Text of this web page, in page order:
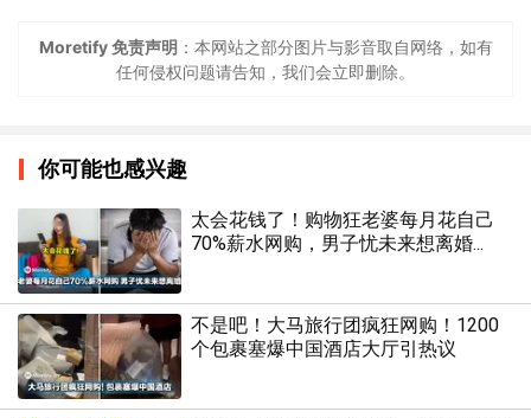
Moretify 免责声明 ：本网站之部分图片与影音取自网络，如有
任何侵权问题请告知，我们会立即删除。
你可能也感兴趣
太会花钱了！购物狂老婆每月花自己
70%薪水网购，男子忧未来想离婚...
不是吧！大马旅行团疯狂网购！1200
个包裹塞爆中国酒店大厅引热议